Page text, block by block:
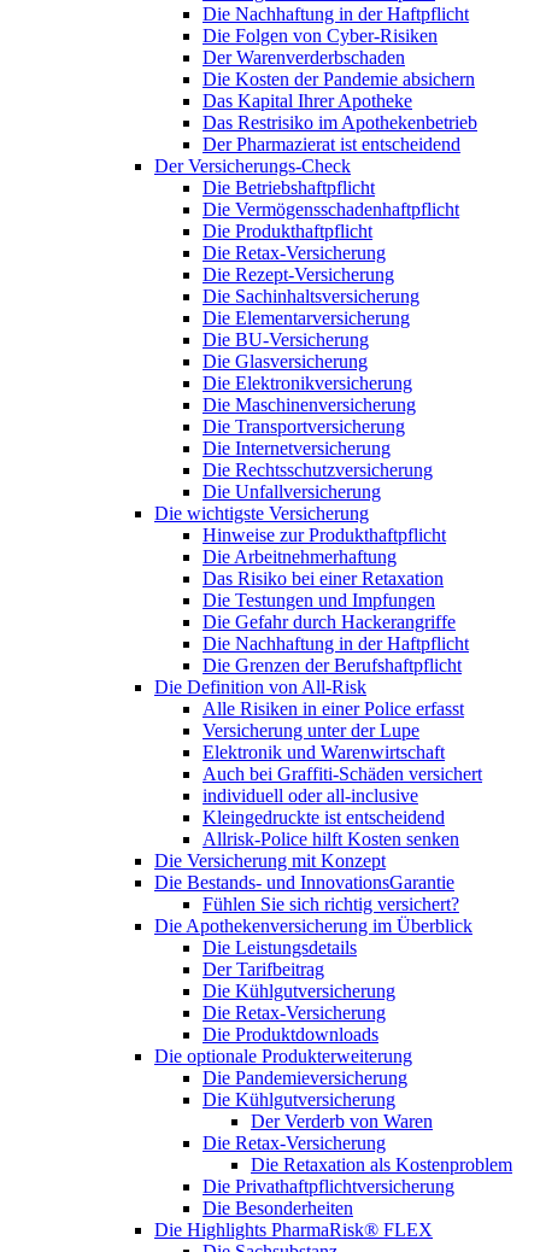
Die Nachhaftung in der Haftpflicht
Die Folgen von Cyber-Risiken
Der Warenverderbschaden
Die Kosten der Pandemie absichern
Das Kapital Ihrer Apotheke
Das Restrisiko im Apothekenbetrieb
Der Pharmazierat ist entscheidend
Der Versicherungs-Check
Die Betriebshaftpflicht
Die Vermögensschadenhaftpflicht
Die Produkthaftpflicht
Die Retax-Versicherung
Die Rezept-Versicherung
Die Sachinhaltsversicherung
Die Elementarversicherung
Die BU-Versicherung
Die Glasversicherung
Die Elektronikversicherung
Die Maschinenversicherung
Die Transportversicherung
Die Internetversicherung
Die Rechtsschutzversicherung
Die Unfallversicherung
Die wichtigste Versicherung
Hinweise zur Produkthaftpflicht
Die Arbeitnehmerhaftung
Das Risiko bei einer Retaxation
Die Testungen und Impfungen
Die Gefahr durch Hackerangriffe
Die Nachhaftung in der Haftpflicht
Die Grenzen der Berufshaftpflicht
Die Definition von All-Risk
Alle Risiken in einer Police erfasst
Versicherung unter der Lupe
Elektronik und Warenwirtschaft
Auch bei Graffiti-Schäden versichert
individuell oder all-inclusive
Kleingedruckte ist entscheidend
Allrisk-Police hilft Kosten senken
Die Versicherung mit Konzept
Die Bestands- und InnovationsGarantie
Fühlen Sie sich richtig versichert?
Die Apothekenversicherung im Überblick
Die Leistungsdetails
Der Tarifbeitrag
Die Kühlgutversicherung
Die Retax-Versicherung
Die Produktdownloads
Die optionale Produkterweiterung
Die Pandemieversicherung
Die Kühlgutversicherung
Der Verderb von Waren
Die Retax-Versicherung
Die Retaxation als Kostenproblem
Die Privathaftpflichtversicherung
Die Besonderheiten
Die Highlights PharmaRisk® FLEX